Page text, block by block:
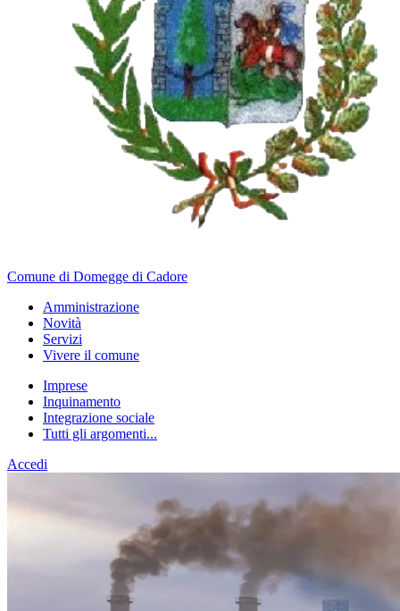
Comune di Domegge di Cadore
Amministrazione
Novità
Servizi
Vivere il comune
Imprese
Inquinamento
Integrazione sociale
Tutti gli argomenti...
Accedi